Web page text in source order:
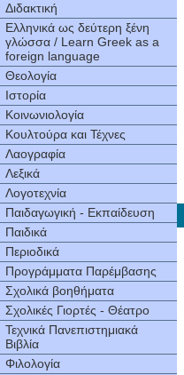
Διδακτική
Ελληνικά ως δεύτερη ξένη
γλώσσα / Learn Greek as a
foreign language
Θεολογία
Ιστορία
Κοινωνιολογία
Κουλτούρα και Τέχνες
Λαογραφία
Λεξικά
Λογοτεχνία
Παιδαγωγική - Εκπαίδευση
Παιδικά
Περιοδικά
Προγράμματα Παρέμβασης
Σχολικά βοηθήματα
Σχολικές Γιορτές - Θέατρο
Τεχνικά Πανεπιστημιακά
Βιβλία
Φιλολογία